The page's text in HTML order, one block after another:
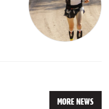
MORE NEWS